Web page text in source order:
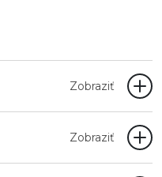
Zobraziť
Zobraziť